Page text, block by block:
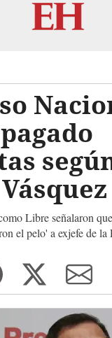
Libre señalaron
el pelo' a exjefe de la